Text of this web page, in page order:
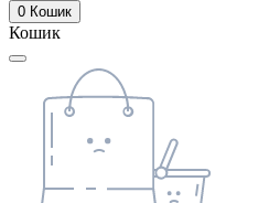
0 Кошик
Кошик